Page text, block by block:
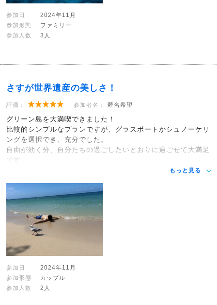
参加日
2024年11月
参加形態
ファミリー
参加人数
3人
さすが世界遺産の美しさ！
評価： 参加者名： 匿名希望
グリーン島を大満喫できました！
比較的シンプルなプランですが、グラスボートかシュノーケリ
ングを選択でき、充分でした。
自由が効く分、自分たちの過ごしたいとおりに過ごせて大満足
です。
もっと見る
参加日
2024年11月
参加形態
カップル
参加人数
2人